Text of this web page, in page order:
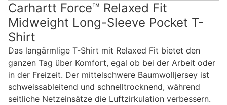
Carhartt Force™ Relaxed Fit
Midweight Long-Sleeve Pocket T-
Shirt
Das langärmlige T-Shirt mit Relaxed Fit bietet den
ganzen Tag über Komfort, egal ob bei der Arbeit oder
in der Freizeit. Der mittelschwere Baumwolljersey ist
schweissableitend und schnelltrocknend, während
seitliche Netzeinsätze die Luftzirkulation verbessern.